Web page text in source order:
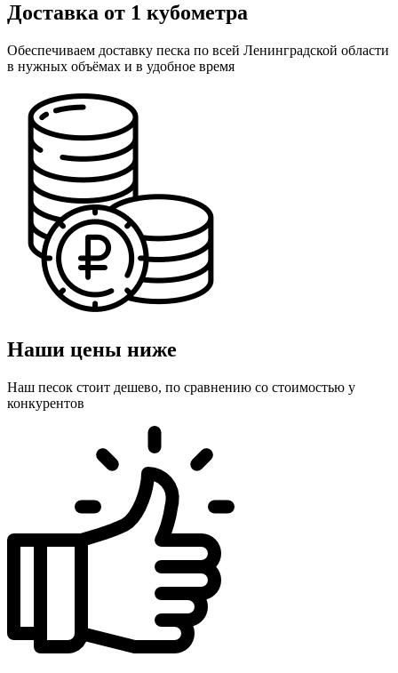
Доставка от 1 кубометра
Обеспечиваем доставку песка по всей Ленинградской области
в нужных объёмах и в удобное время
Наши цены ниже
Наш песок стоит дешево, по сравнению со стоимостью у
конкурентов